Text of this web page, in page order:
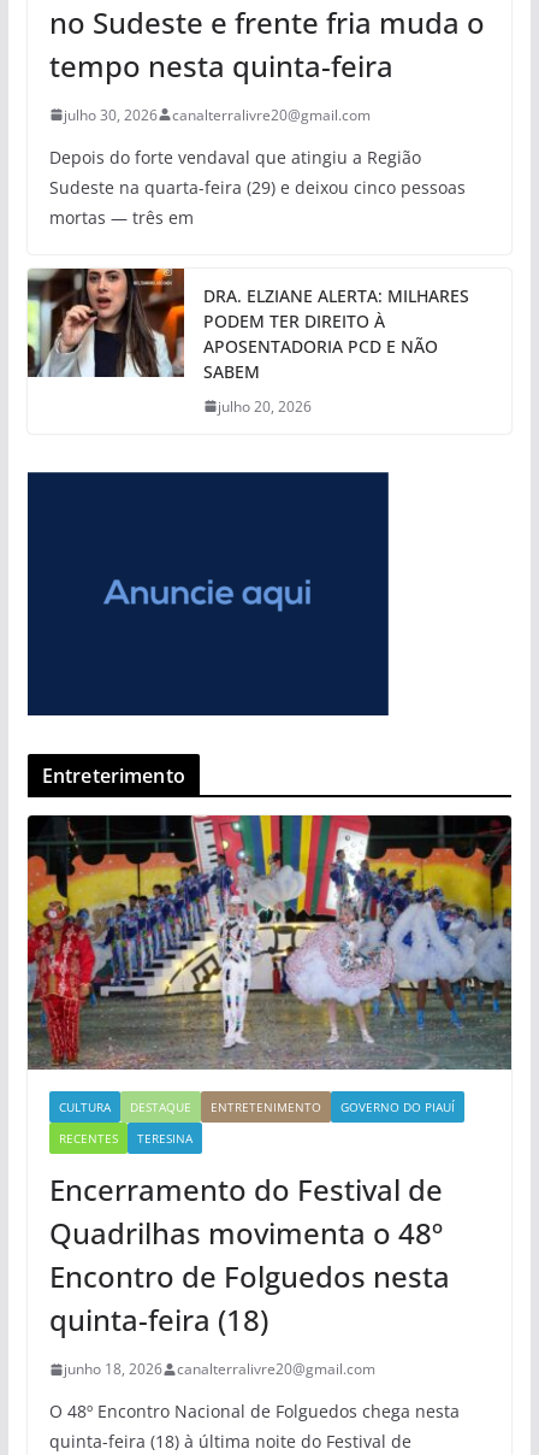
no Sudeste e frente fria muda o
tempo nesta quinta-feira
julho 30, 2026 canalterralivre20@gmail.com
Depois do forte vendaval que atingiu a Região
Sudeste na quarta-feira (29) e deixou cinco pessoas
mortas — três em
DRA. ELZIANE ALERTA: MILHARES
PODEM TER DIREITO À
APOSENTADORIA PCD E NÃO
SABEM
julho 20, 2026
Entreterimento
CULTURA DESTAQUE ENTRETENIMENTO
GOVERNO DO PIAUÍ
RECENTES
TERESINA
Encerramento do Festival de
Quadrilhas movimenta o 48º
Encontro de Folguedos nesta
quinta-feira (18)
junho 18, 2026 canalterralivre20@gmail.com
O 48º Encontro Nacional de Folguedos chega nesta
quinta-feira (18) à última noite do Festival de